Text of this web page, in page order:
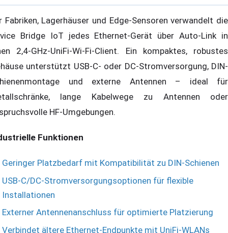
Fabriken, Lagerhäuser und Edge-Sensoren verwandelt die
Bridge IoT jedes Ethernet-Gerät über Auto-Link in
2,4-GHz-UniFi-Wi-Fi-Client. Ein kompaktes, robustes
unterstützt USB-C- oder DC-Stromversorgung, DIN-
und externe Antennen – ideal für
lange Kabelwege zu Antennen oder
HF-Umgebungen.
Funktionen
Geringer Platzbedarf mit Kompatibilität zu DIN-Schienen
USB-C/DC-Stromversorgungsoptionen für flexible
Installationen
Externer Antennenanschluss für optimierte Platzierung
Verbindet ältere Ethernet-Endpunkte mit UniFi-WLANs